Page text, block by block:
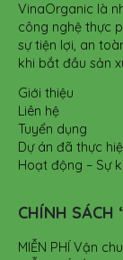
VinaOrganic là
công nghệ thực
sự tiện lợi, an
khi bắt đầu sản
Giới thiệu
Liên hệ
Tuyển dụng
Dự án đã thực
Hoạt động – Sự
CHÍNH SÁCH
MIỄN PHÍ Vận